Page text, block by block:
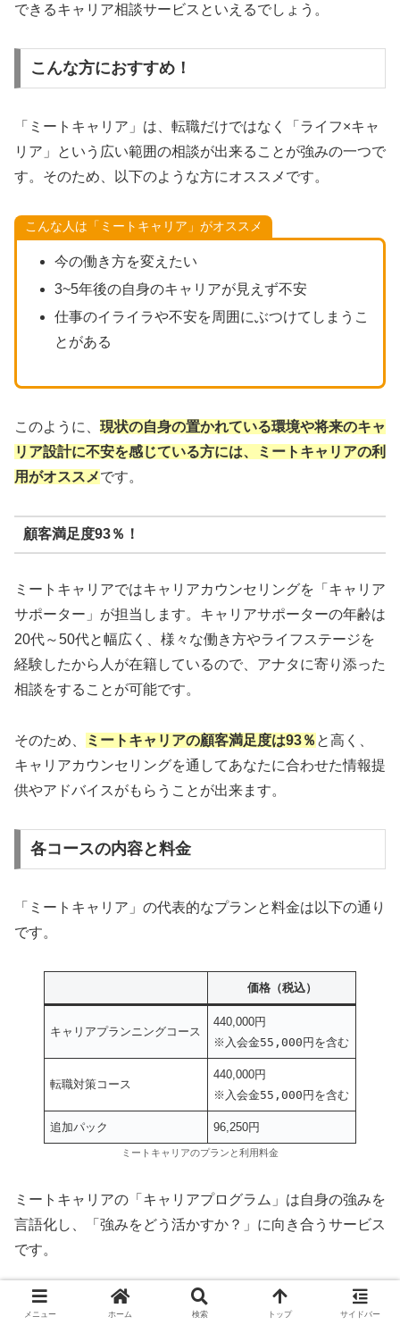
できるキャリア相談サービスといえるでしょう。
こんな方におすすめ！
「ミートキャリア」は、転職だけではなく「ライフ×キャ
リア」という広い範囲の相談が出来ることが強みの一つで
す。そのため、以下のような方にオススメです。
こんな人は「ミートキャリア」がオススメ
今の働き方を変えたい
3~5年後の自身のキャリアが見えず不安
仕事のイライラや不安を周囲にぶつけてしまうこ
とがある
このように、 現状の自身の置かれている環境や将来のキャ
リア設計に不安を感じている方には、ミートキャリアの利
用がオススメです。
顧客満足度93％！
ミートキャリアではキャリアカウンセリングを「キャリア
サポーター」が担当します。キャリアサポーターの年齢は
20代～50代と幅広く、様々な働き方やライフステージを
経験したから人が在籍しているので、アナタに寄り添った
相談をすることが可能です。
そのため、 ミートキャリアの顧客満足度は93％ と高く、
キャリアカウンセリングを通してあなたに合わせた情報提
供やアドバイスがもらうことが出来ます。
各コースの内容と料金
「ミートキャリア」の代表的なプランと料金は以下の通り
です。
価格（税込）
キャリアプランニングコース
440,000円
※入会金55,000円を含む
転職対策コース
440,000円
※入会金55,000円を含む
追加パック 96,250円
ミートキャリアのプランと利用料金
ミートキャリアの「キャリアプログラム」は自身の強みを
言語化し、「強みをどう活かすか？」に向き合うサービス
です。
他サービスと比較すると、短期的な転職サポートよりも
メニュー ホーム 検索 トップ サイドバー